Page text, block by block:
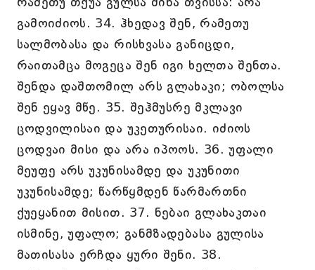
გამოიძიოს. 34. ჰხედავ შენ, რამეთუ
სალმობასა და რისხვასა განიცდი,
რაითამცა მოგეცა შენ იგი ხელთა შენთა.
შენდა დაშთომილ არს გლახაკი; ობოლსა
შენ ეყავ მწე. 35. შეჰმუსრე მკლავი
ცოდვილისაი და უკეთურისაი. იძიოს
ცოდვაი მისი და არა იპოოს. 36. უფალი
მეუფე არს უკუნისამდე და უკუნითი
უკუნისამდე; წარწყმდენ წარმართნი
ქუეყანით მისით. 37. ნებაი გლახაკთაი
ისმინე, უფალო; განმზადებასა გულისა
მათისასა ერჩდა ყური შენი. 38.